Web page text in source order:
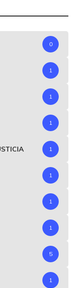
0
1
1
1
1
1
1
1
5
1